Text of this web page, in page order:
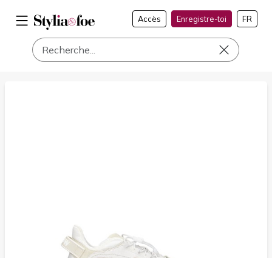
Accès Enregistre-toi FR